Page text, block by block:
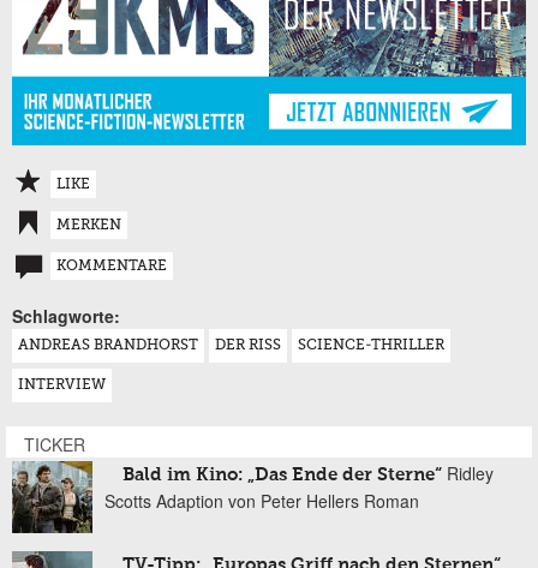
LIKE
MERKEN
KOMMENTARE
Schlagworte:
ANDREAS BRANDHORST DER RISS SCIENCE-THRILLER
INTERVIEW
TICKER
Bald im Kino: „Das Ende der Sterne“ Ridley
Scotts Adaption von Peter Hellers Roman